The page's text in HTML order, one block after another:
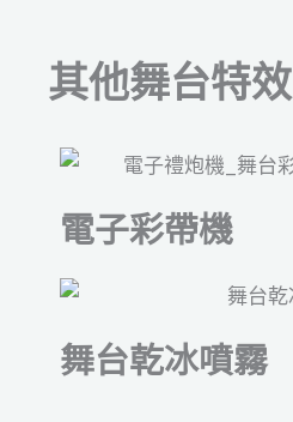
其他舞台特效
電子彩帶機
舞台乾冰噴霧